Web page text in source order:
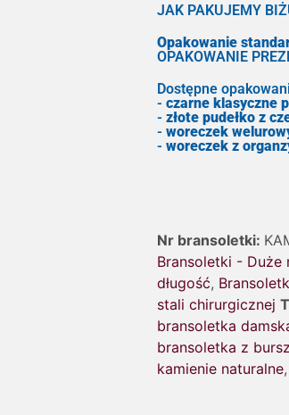
JAK PAKUJEMY
Opakowanie
OPAKOWANIE
Dostępne
- czarne klasyczne
- złote pudełko z
- woreczek
- woreczek z
Nr bransoletki:
Bransoletki - Duże
długość,
stali chirurgicznej
bransoletka
bransoletka z
kamienie naturalne,